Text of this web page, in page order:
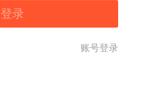
登录
账号登录